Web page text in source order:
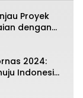
Proyek
dengan
2024:
Indonesia